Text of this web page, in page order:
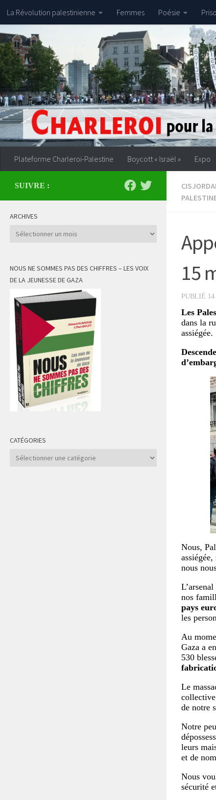
Skip to content
La Révolution palestinienne Femmes Poésie
Plateforme Charleroi-Palestine Boycott « Israël » Expo
15
PUBLIÉ
Les
dans la
assiégée.
Nous,
nous
nos
pays
les
Au
Gaza a
530
Le
de notre
Notre
leurs
et de
Nous
sécurité
SUIVRE :
ARCHIVES
Archives
NOUS NE SOMMES PAS DES CHIFFRES – LES VOIX
DE LA JEUNESSE DE GAZA
CATÉGORIES
Catégories